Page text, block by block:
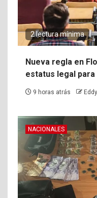
2 lectura mínima
Nueva regla en
estatus legal
9 horas atrás
NACIONALES